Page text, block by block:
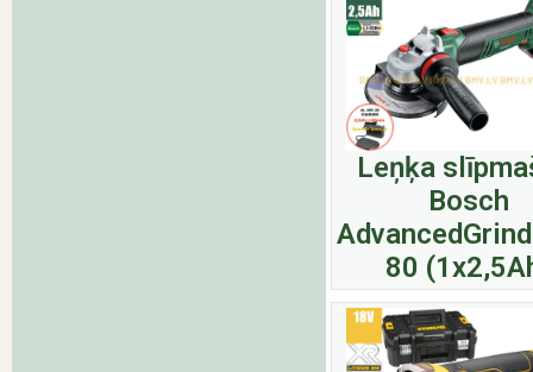
Leņķa
Bosch
80